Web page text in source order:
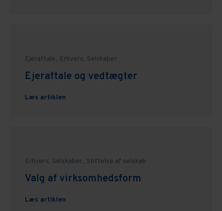
Ejeraftale, Erhverv, Selskaber
Ejeraftale og vedtægter
Læs artiklen
Erhverv, Selskaber, Stiftelse af selskab
Valg af virksomhedsform
Læs artiklen